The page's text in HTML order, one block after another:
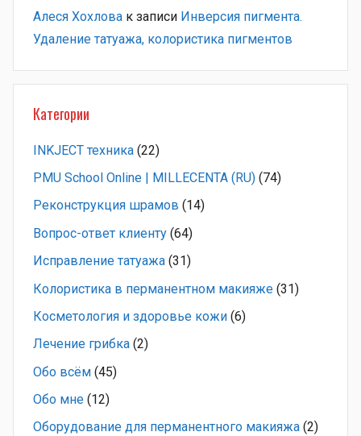
Алеся Хохлова к записи Инверсия пигмента.
Удаление татуажа, колористика пигментов
Категории
INKJECT техника (22)
PMU School Online | MILLECENTA (RU) (74)
Pеконструкция шрамов (14)
Вопрос-ответ клиенту (64)
Исправление татуажа (31)
Колористика в перманентном макияже (31)
Косметология и здоровье кожи (6)
Лечение грибка (2)
Обо всём (45)
Обо мне (12)
Оборудование для перманентного макияжа (2)